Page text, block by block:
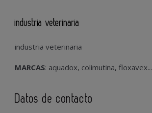
industria veterinaria
industria veterinaria
MARCAS: aquadox, colimutina, floxavex...
Datos de contacto